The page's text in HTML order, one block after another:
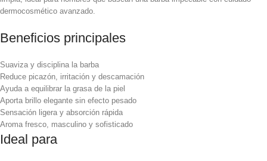
dermocosmético avanzado.
Beneficios principales
Suaviza y disciplina la barba
Reduce picazón, irritación y descamación
Ayuda a equilibrar la grasa de la piel
Aporta brillo elegante sin efecto pesado
Sensación ligera y absorción rápida
Aroma fresco, masculino y sofisticado
Ideal para